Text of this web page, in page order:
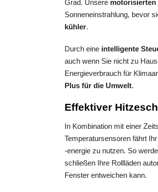
Grad. Unsere motorisierten
Sonneneinstrahlung, bevor
kühler.
Durch eine intelligente
auch wenn Sie nicht zu
Energieverbrauch für
Plus für die Umwelt.
Effektiver
In Kombination mit einer
Temperatursensoren fährt Ihr
-energie zu nutzen. So
schließen Ihre Rollläden
Fenster entweichen kann.